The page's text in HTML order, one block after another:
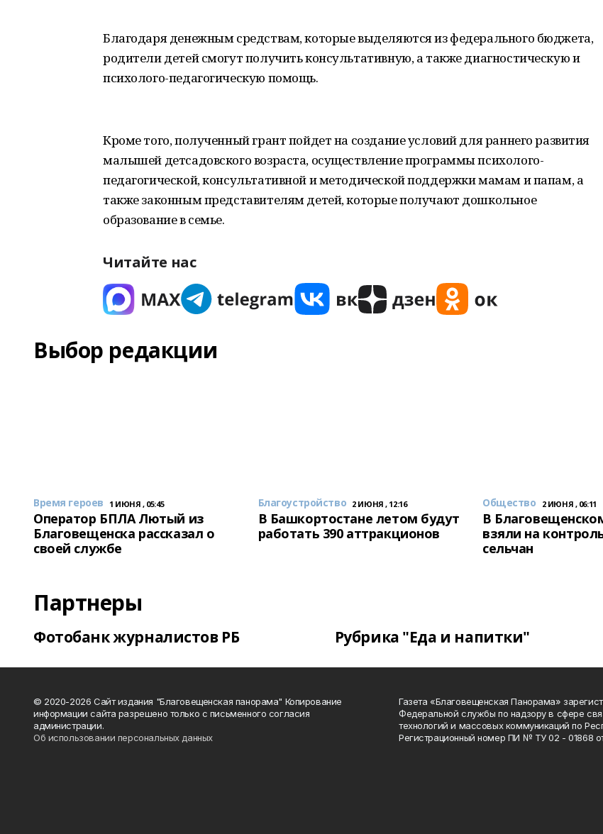
Благодаря денежным средствам, которые выделяются из федерального бюджета,
родители детей смогут получить консультативную, а также диагностическую и
психолого-педагогическую помощь.
Кроме того, полученный грант пойдет на создание условий для раннего развития
малышей детсадовского возраста, осуществление программы психолого-
педагогической, консультативной и методической поддержки мамам и папам, а
также законным представителям детей, которые получают дошкольное
образование в семье.
Читайте нас
Выбор редакции
Время героев 1 ИЮНЯ , 05:45
Оператор БПЛА Лютый из
Благовещенска рассказал о
своей службе
Благоустройство 2 ИЮНЯ , 12:16
В Башкортостане летом будут
работать 390 аттракционов
Общество 2 ИЮНЯ , 06:11
В
взяли на
сельчан
Партнеры
Фотобанк журналистов РБ Рубрика "Еда и напитки"
© 2020-2026 Сайт издания "Благовещенская панорама" Копирование
информации сайта разрешено только с письменного согласия
администрации.
Об использовании персональных данных
Газета «Благовещенская Панорама»
Федеральной службы по надзору в сфере
технологий и массовых коммуникаций по
Регистрационный номер ПИ № ТУ 02 - 01868 от